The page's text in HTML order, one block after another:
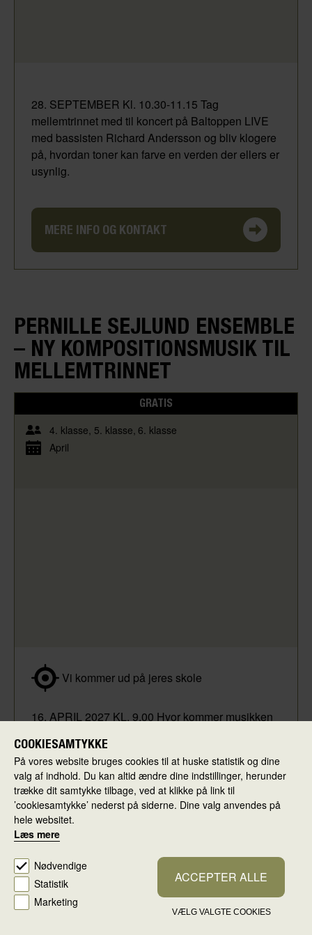
28. SEPTEMBER Kl. 10.30-11.15 Tag
mellemtrinnet med til koncert på Baltoppen LIVE
med bassisten Richard Andersson og bliv klogere
på, hvordan toner kan farve en verden der ellers er
usynlig.
MERE INFO OG KONTAKT
PERNILLE SEJLUND ENSEMBLE
– NY KOMPOSITIONSMUSIK TIL
MELLEMTRINNET
GRATIS
4. klasse 5. klasse 6. klasse
April
Vi kommer ud på jeres skole
16. APRIL 2027 KL. 9.00 Hvor kommer musikken
står egentlig bag al den musik? Mød komponisten
Pernille Sejlund Ensemble på Resonansen i
Skovlunde, og lad mellemtrinnet blive klogere på
det at skabe ny musik.
MERE INFO OG KONTAKT
COOKIESAMTYKKE
På vores website bruges cookies til at huske statistik og dine
valg af indhold. Du kan altid ændre dine indstillinger, herunder
trække dit samtykke tilbage, ved at klikke på link til
’cookiesamtykke’ nederst på siderne. Dine valg anvendes på
hele websitet.
Læs mere
Nødvendige
Statistik
Marketing
ACCEPTER ALLE
VÆLG VALGTE COOKIES